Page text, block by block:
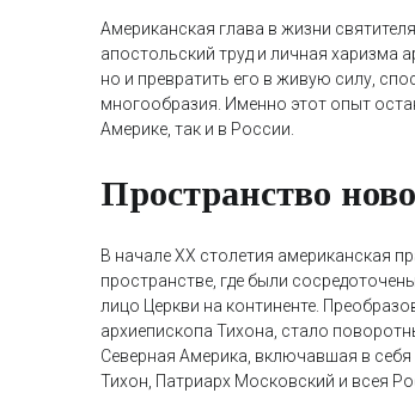
Американская глава в жизни
апостольский труд и личная харизма
но и превратить его в живую силу,
многообразия. Именно этот опыт
Америке, так и в России.
Пространство
В начале XX столетия американская
пространстве, где были
лицо Церкви на континенте.
архиепископа Тихона, стало
Северная Америка, включавшая в себя
Тихон, Патриарх Московский и всея